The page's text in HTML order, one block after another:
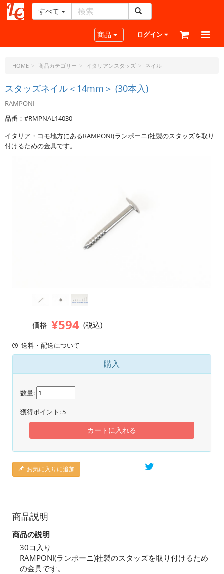
ー
ラ
ト・
ド
ッ
ト・
ェ
ー
すべて
Toggle navigation
商品 ログイン
HOME 商品カテゴリー イタリアンスタッズ ネイル
スタッズネイル＜14mm＞ (30本入)
RAMPONI
品番：#RMPNAL14030
イタリア・コモ地方にあるRAMPONI(ランポーニ)社製のスタッズを取り
付けるための金具です。
価格 ¥594 (税込)
送料・配送について
購入
数量:
獲得ポイント: 5
カートに入れる
お気に入りに追加
商品説明
商品の説明
30コ入り
RAMPONI(ランポーニ)社製のスタッズを取り付けるため
の金具です。